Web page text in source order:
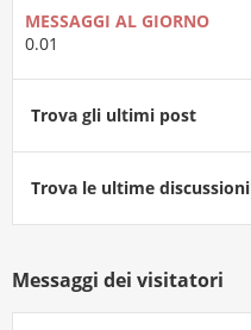
MESSAGGI AL GIORNO
0.01
Trova gli ultimi post
Trova le ultime discussioni
Messaggi dei visitatori